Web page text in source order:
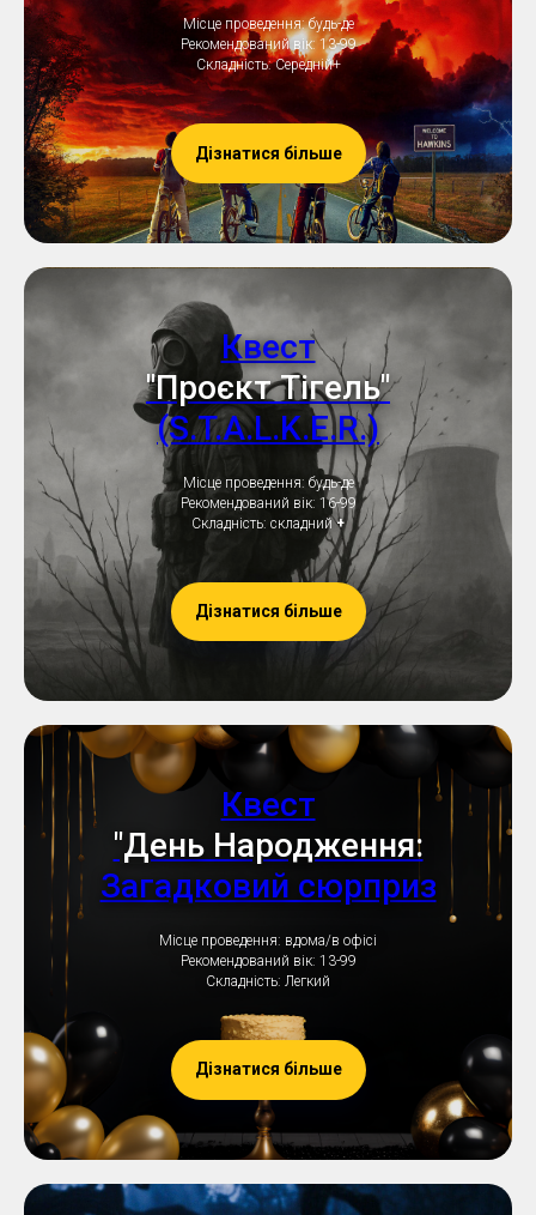
Місце проведення: будь-де
Рекомендований вік: 13-99
Складність: Середній+
Дізнатися більше
Квест
"Проєкт Тігель"
(S.T.A.L.K.E.R.)
Місце проведення: будь-де
Рекомендований вік: 16-99
Складність: складний+
Дізнатися більше
Квест
"День Народження:
Загадковий сюрприз
Місце проведення: вдома/в офісі
Рекомендований вік: 13-99
Складність: Легкий
Дізнатися більше